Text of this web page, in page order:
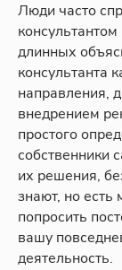
Люди часто
длинных
консультанта
направления,
внедрением
простого
собственники
их решения,
знают, но есть
попросить
вашу
деятельность.